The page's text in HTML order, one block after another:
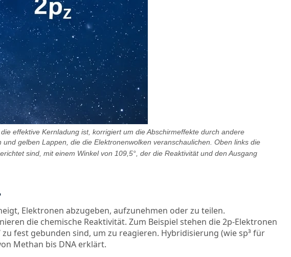
effektive Kernladung ist, korrigiert um die Abschirmeffekte durch andere
gelben Lappen, die die Elektronenwolken veranschaulichen. Oben links die
sind, mit einem Winkel von 109,5°, der die Reaktivität und den Ausgang
Elektronen abzugeben, aufzunehmen oder zu teilen.
die chemische Reaktivität. Zum Beispiel stehen die 2p-Elektronen
fest gebunden sind, um zu reagieren. Hybridisierung (wie sp³ für
Methan bis DNA erklärt.